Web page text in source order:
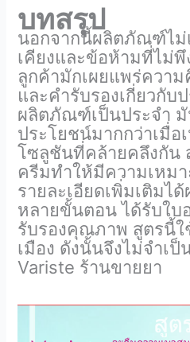
บทสรุป
นอกจากนี้ผลิตภัณฑ์ไม่
เคียงและข้อห้ามที่ไม่พึ
ลูกค้ามักเผยแพร่ความ
และคำรับรองเกี่ยวกับ
ผลิตภัณฑ์เป็นประจำ
ประโยชน์มากกว่าเมื่อ
โซลูชันที่คล้ายคลึงกัน
ครีมทำให้มีความเหม
รายละเอียดเพิ่มเติมไ
หลายขั้นตอน ได้รับใบ
รับรองคุณภาพ สูตรนี้
เมือง ดังนั้นจึงไม่จำเป็
Variste ร้านขายยา